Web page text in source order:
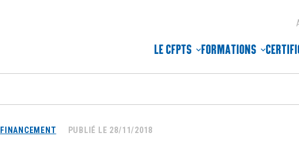
LE CFPTS FORMATIONS
FINANCEMENT PUBLIÉ LE 28/11/2018